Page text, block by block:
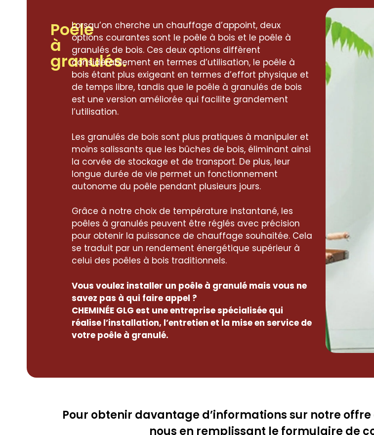
Poêle
à
granulés.
Lorsqu’on cherche un chauffage d’appoint, deux
options courantes sont le poêle à bois et le poêle à
granulés de bois. Ces deux options diffèrent
considérablement en termes d’utilisation, le poêle à
bois étant plus exigeant en termes d’effort physique et
de temps libre, tandis que le poêle à granulés de bois
est une version améliorée qui facilite grandement
l’utilisation.
Les granulés de bois sont plus pratiques à manipuler et
moins salissants que les bûches de bois, éliminant ainsi
la corvée de stockage et de transport. De plus, leur
longue durée de vie permet un fonctionnement
autonome du poêle pendant plusieurs jours.
Grâce à notre choix de température instantané, les
poêles à granulés peuvent être réglés avec précision
pour obtenir la puissance de chauffage souhaitée. Cela
se traduit par un rendement énergétique supérieur à
celui des poêles à bois traditionnels.
Vous voulez installer un poêle à granulé mais vous ne
savez pas à qui faire appel ?
CHEMINÉE GLG est une entreprise spécialisée qui
réalise l’installation, l’entretien et la mise en service de
votre poêle à granulé.
Pour obtenir davantage d’informations sur notre
nous en remplissant le formulaire de